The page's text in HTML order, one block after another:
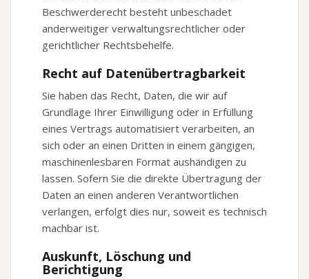
Beschwerderecht besteht unbeschadet
anderweitiger verwaltungsrechtlicher oder
gerichtlicher Rechtsbehelfe.
Recht auf Daten­übertrag­barkeit
Sie haben das Recht, Daten, die wir auf
Grundlage Ihrer Einwilligung oder in Erfüllung
eines Vertrags automatisiert verarbeiten, an
sich oder an einen Dritten in einem gängigen,
maschinenlesbaren Format aushändigen zu
lassen. Sofern Sie die direkte Übertragung der
Daten an einen anderen Verantwortlichen
verlangen, erfolgt dies nur, soweit es technisch
machbar ist.
Auskunft, Löschung und
Berichtigung